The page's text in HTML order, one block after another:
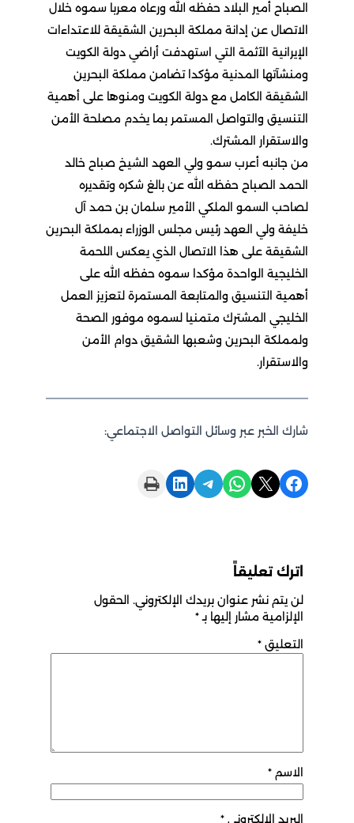
الصباح أمير البلاد حفظه الله ورعاه معربا سموه خلال
الاتصال عن إدانة مملكة البحرين الشقيقة للاعتداءات
الإيرانية الآثمة التي استهدفت أراضي دولة الكويت
ومنشآتها المدنية مؤكدا تضامن مملكة البحرين
الشقيقة الكامل مع دولة الكويت ومنوها على أهمية
التنسيق والتواصل المستمر بما يخدم مصلحة الأمن
والاستقرار المشترك.
من جانبه أعرب سمو ولي العهد الشيخ صباح خالد
الحمد الصباح حفظه الله عن بالغ شكره وتقديره
لصاحب السمو الملكي الأمير سلمان بن حمد آل
خليفة ولي العهد رئيس مجلس الوزراء بمملكة البحرين
الشقيقة على هذا الاتصال الذي يعكس اللحمة
الخليجية الواحدة مؤكدا سموه حفظه الله على
أهمية التنسيق والمتابعة المستمرة لتعزيز العمل
الخليجي المشترك متمنيا لسموه موفور الصحة
ولمملكة البحرين وشعبها الشقيق دوام الأمن
والاستقرار.
شارك الخبر عبر وسائل التواصل الاجتماعي:
Share on Facebook
Share on X
Share on WhatsApp
Share on Telegram
Share on LinkedIn
Print this Page
اترك تعليقاً
لن يتم نشر عنوان بريدك الإلكتروني. الحقول
الإلزامية مشار إليها بـ *
التعليق*
الاسم*
البريد الإلكتروني *